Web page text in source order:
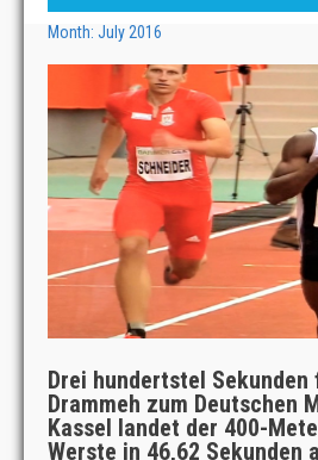
Month: July 2016
Drei hundertstel Sekunden
Drammeh zum Deutschen
Kassel landet der 400-
Werste in 46,62 Sekunden